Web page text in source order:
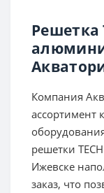
Решетка
Компания
ассортимент
решетки
Ижевске
заказ, что